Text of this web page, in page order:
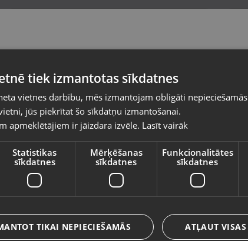
Haeger Turbo Dryer 1800
Stāvoklis Lietots (Garantija 6 mēneši)
12.00€
valsti
Vietnes saturs būs attēlots izvēlētajā valodā
Valsts
Valoda
Latviešu / Latvian
tiek izmantotas sīkdatnes
vietnes darbību, mēs izmantojam obligāti
jūs piekrītat šo sīkdatņu izmantošanai.
apmeklētājiem ir jāizdara izvēle. Lasīt vairāk
Statistikas
sīkdatnes
Mērķēšanas
sīkdatnes
Funkcionalitātes
sīkdatnes
ATĻAUT
TIKAI NEPIECIEŠAMĀS